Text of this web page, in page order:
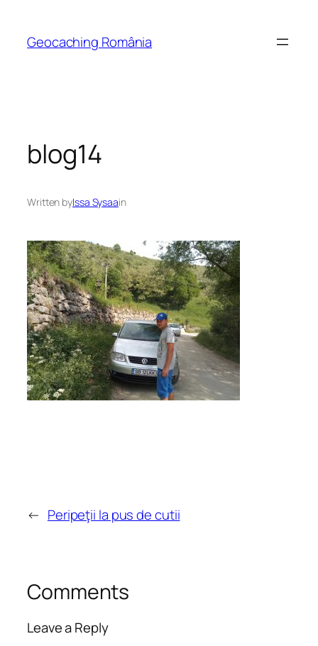
content
Geocaching România
blog14
Written byIssa Sysaain
← Peripeţii la pus de cutii
Comments
Leave a Reply